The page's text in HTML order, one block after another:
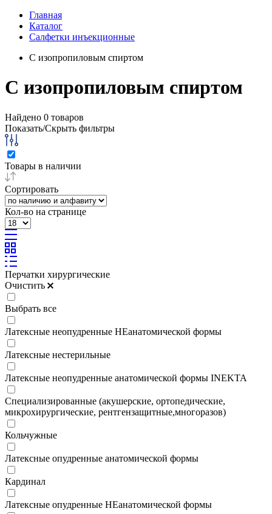
Главная
Каталог
Салфетки инъекционные
С изопропиловым спиртом
С изопропиловым спиртом
Найдено 0 товаров
Показать/Скрыть фильтры
Товары в наличии
Сортировать
Кол-во на странице
Перчатки хирургические
Очистить
Выбрать все
Латексные неопудренные НЕанатомической формы
Латексные нестерильные
Латексные неопудренные анатомической формы INEKTA
Специализированные (акушерские, ортопедические,
микрохирургические, рентгензащитные,многоразов)
Кольчужные
Латексные опудренные анатомической формы
Кардинал
Латексные опудренные НЕанатомической формы